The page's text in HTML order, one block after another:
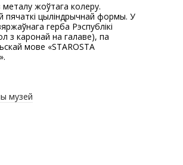
пячаткі цыліндрычнай формы. У
герба Рэспублікі
з каронай на галаве), па
мове «STAROSTA
музей